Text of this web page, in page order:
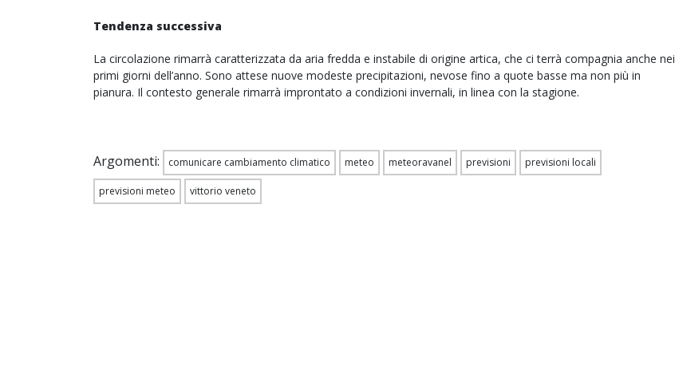
Tendenza successiva
La circolazione rimarrà caratterizzata da aria fredda e instabile di origine artica, che ci terrà compagnia anche nei
primi giorni dell’anno. Sono attese nuove modeste precipitazioni, nevose fino a quote basse ma non più in
pianura. Il contesto generale rimarrà improntato a condizioni invernali, in linea con la stagione.
Argomenti: comunicare cambiamento climatico meteo meteoravanel previsioni previsioni locali
previsioni meteo vittorio veneto